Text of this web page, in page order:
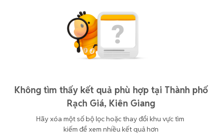
Không tìm thấy kết quả phù hợp tại Thành phố
Rạch Giá, Kiên Giang
Hãy xóa một số bộ lọc hoặc thay đổi khu vực tìm
kiếm để xem nhiều kết quả hơn